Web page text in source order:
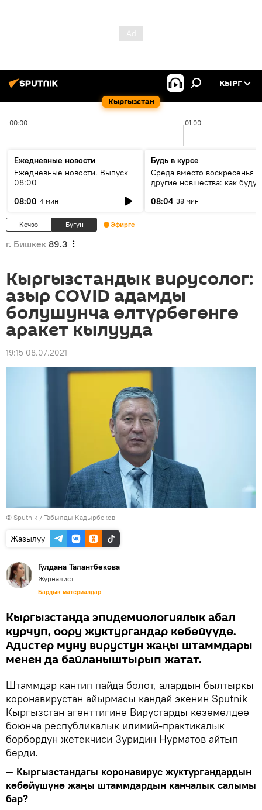
Кыргызстан
КЫРГ
00:00 01:00
Ежедневные новости
Ежедневные новости. Выпуск
08:00
08:00 4 мин
Будь в курсе
Среда вместо воскресенья и
другие новшества: как будут
08:04 38 мин
Кечээ Бүгүн Эфирге
г. Бишкек 89.3
Кыргызстандык вирусолог:
азыр COVID адамды
болушунча өлтүрбөгөнгө
аракет кылууда
19:15 08.07.2021
© Sputnik / Табылды Кадырбеков
Жазылуу
Гүлдана Талантбекова
Журналист
Бардык материалдар
Кыргызстанда эпидемиологиялык абал
курчуп, оору жуктургандар көбөйүүдө.
Адистер муну вирустун жаңы штаммдары
менен да байланыштырып жатат.
Штаммдар кантип пайда болот, алардын былтыркы
коронавирустан айырмасы кандай экенин Sputnik
Кыргызстан агенттигине Вирустарды көзөмөлдөө
боюнча республикалык илимий-практикалык
борбордун жетекчиси Зуридин Нурматов айтып
берди.
— Кыргызстандагы коронавирус жуктургандардын
көбөйүшүнө жаңы штаммдардын канчалык салымы
бар?